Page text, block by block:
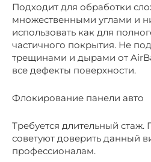
Подходит для обработки
множественными углами и
использовать как для
частичного покрытия. Не
трещинами и дырами от
все дефекты поверхности.
Флокирование панели авто
Требуется длительный стаж.
советуют доверить данный
профессионалам.